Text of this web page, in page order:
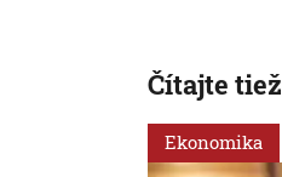
Čítajte tiež
Ekonomika